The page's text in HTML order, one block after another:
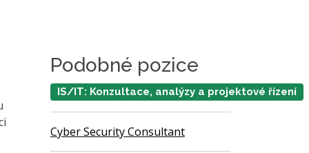
Podobné pozice
IS/IT: Konzultace, analýzy a projektové řízení
Cyber Security Consultant